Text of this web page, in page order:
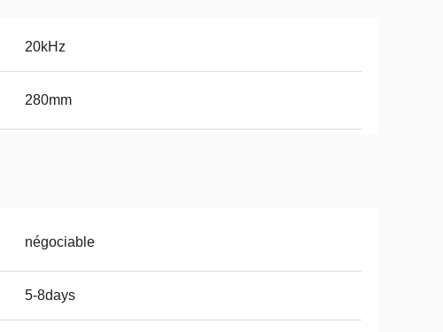
20kHz
280mm
négociable
5-8days